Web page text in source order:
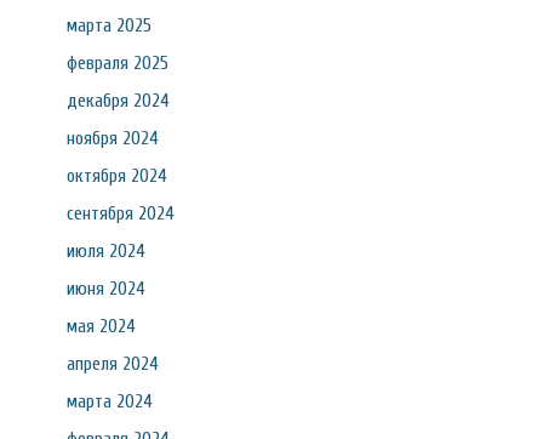
марта 2025
февраля 2025
декабря 2024
ноября 2024
октября 2024
сентября 2024
июля 2024
июня 2024
мая 2024
апреля 2024
марта 2024